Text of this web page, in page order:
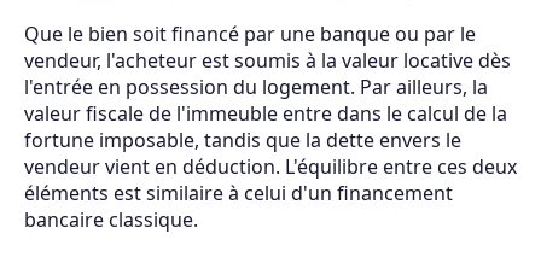
Que le bien soit financé par une banque ou par le
vendeur, l'acheteur est soumis à la valeur locative dès
l'entrée en possession du logement. Par ailleurs, la
valeur fiscale de l'immeuble entre dans le calcul de la
fortune imposable, tandis que la dette envers le
vendeur vient en déduction. L'équilibre entre ces deux
éléments est similaire à celui d'un financement
bancaire classique.